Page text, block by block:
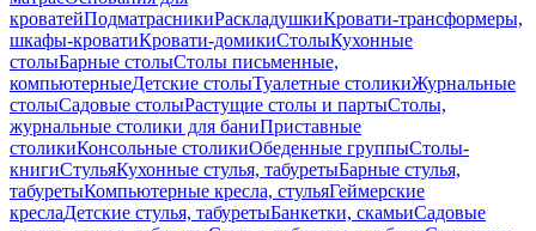
кроватейПодматрасникиРаскладушкиКровати-трансформеры,
шкафы-кроватиКровати-домикиСтолыКухонные
столыБарные столыСтолы письменные,
компьютерныеДетские столыТуалетные столикиЖурнальные
столыСадовые столыРастущие столы и партыСтолы,
журнальные столики для баниПриставные
столикиКонсольные столикиОбеденные группыСтолы-
книгиСтульяКухонные стулья, табуретыБарные стулья,
табуретыКомпьютерные кресла, стульяГеймерские
креслаДетские стулья, табуретыБанкетки, скамьиСадовые